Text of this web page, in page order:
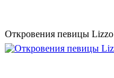
Откровения певицы Lizzo